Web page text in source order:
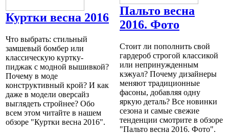
Куртки весна 2016
Что выбрать: стильный
замшевый бомбер или
классическую куртку-
пиджак с модной вышивкой?
Почему в моде
конструктивный крой? И как
даже в модели оверсайз
выглядеть стройнее? Обо
всем этом читайте в нашем
обзоре "Куртки весна 2016".
Пальто весна
2016. Фото
Стоит ли пополнить свой
гардероб строгой классикой
или непринужденным
кэжуал? Почему дизайнеры
меняют традиционные
фасоны, добавляя одну
яркую деталь? Все новинки
сезона и самые свежие
тенденции смотрите в обзоре
"Пальто весна 2016. Фото".